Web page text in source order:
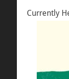
Currently